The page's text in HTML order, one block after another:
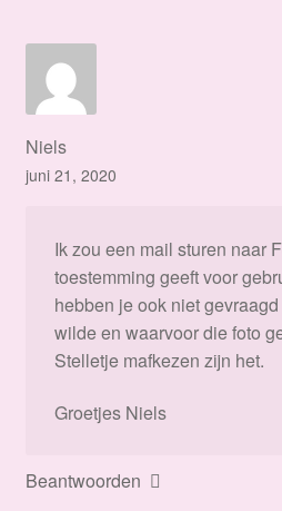
Niels
juni 21, 2020
Ik zou een mail sturen naar
toestemming geeft voor
hebben je ook niet
wilde en waarvoor die foto
Stelletje mafkezen zijn het.
Groetjes Niels
Beantwoorden